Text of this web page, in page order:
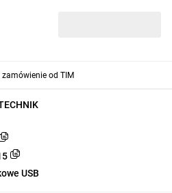
USB
zamówienie od TIM